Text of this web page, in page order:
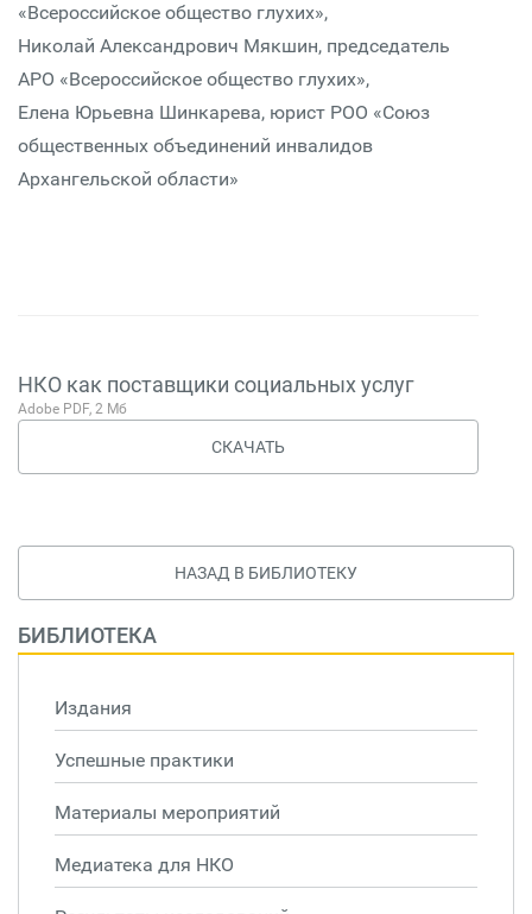
«Всероссийское общество глухих»,
Николай Александрович Мякшин, председатель
АРО «Всероссийское общество глухих»,
Елена Юрьевна Шинкарева, юрист РОО «Союз
общественных объединений инвалидов
Архангельской области»
НКО как поставщики социальных услуг
Adobe PDF, 2 Мб
СКАЧАТЬ
НАЗАД В БИБЛИОТЕКУ
БИБЛИОТЕКА
Издания
Успешные практики
Материалы мероприятий
Медиатека для НКО